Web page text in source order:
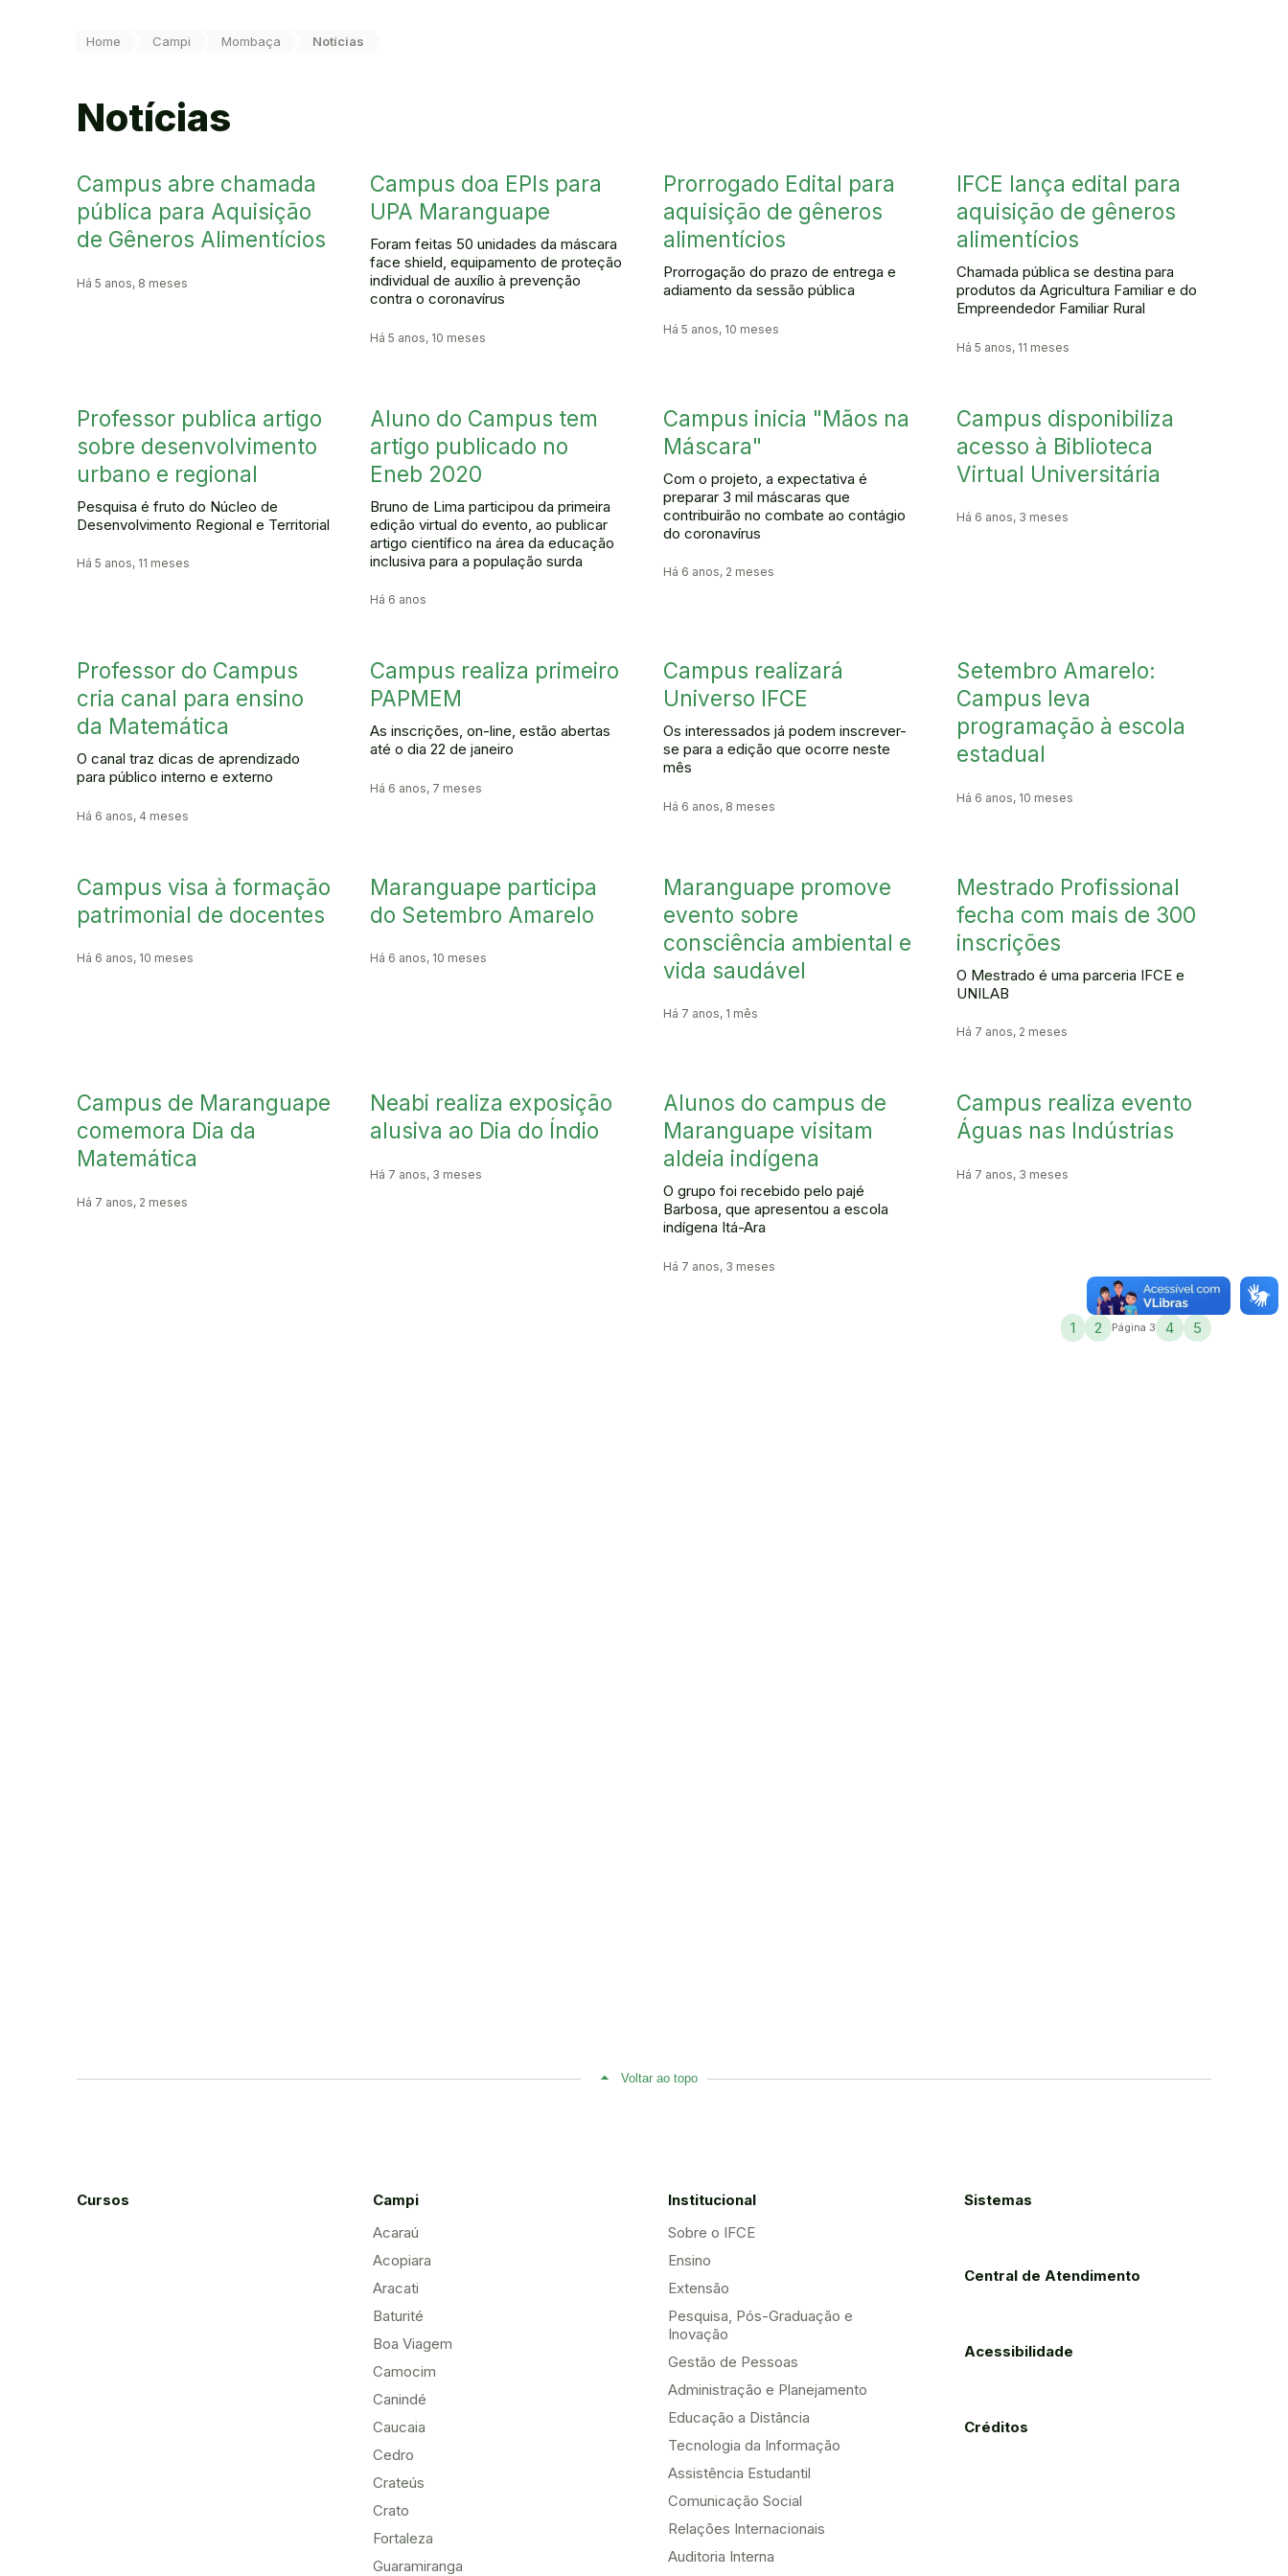
Você está aqui:
Home Campi Mombaça Notícias
Notícias
Campus abre chamada
pública para Aquisição
de Gêneros Alimentícios
Há 5 anos, 8 meses
Campus doa EPIs para
UPA Maranguape
Foram feitas 50 unidades da máscara
face shield, equipamento de proteção
individual de auxílio à prevenção
contra o coronavírus
Há 5 anos, 10 meses
Prorrogado Edital para
aquisição de gêneros
alimentícios
Prorrogação do prazo de entrega e
adiamento da sessão pública
Há 5 anos, 10 meses
IFCE lança edital para
aquisição de gêneros
alimentícios
Chamada pública se destina para
produtos da Agricultura Familiar e do
Empreendedor Familiar Rural
Há 5 anos, 11 meses
Professor publica artigo
sobre desenvolvimento
urbano e regional
Pesquisa é fruto do Núcleo de
Desenvolvimento Regional e Territorial
Há 5 anos, 11 meses
Aluno do Campus tem
artigo publicado no
Eneb 2020
Bruno de Lima participou da primeira
edição virtual do evento, ao publicar
artigo científico na área da educação
inclusiva para a população surda
Há 6 anos
Campus inicia "Mãos na
Máscara"
Com o projeto, a expectativa é
preparar 3 mil máscaras que
contribuirão no combate ao contágio
do coronavírus
Há 6 anos, 2 meses
Campus disponibiliza
acesso à Biblioteca
Virtual Universitária
Há 6 anos, 3 meses
Professor do Campus
cria canal para ensino
da Matemática
O canal traz dicas de aprendizado
para público interno e externo
Há 6 anos, 4 meses
Campus realiza primeiro
PAPMEM
As inscrições, on-line, estão abertas
até o dia 22 de janeiro
Há 6 anos, 7 meses
Campus realizará
Universo IFCE
Os interessados já podem inscrever-
se para a edição que ocorre neste
mês
Há 6 anos, 8 meses
Setembro Amarelo:
Campus leva
programação à escola
estadual
Há 6 anos, 10 meses
Campus visa à formação
patrimonial de docentes
Há 6 anos, 10 meses
Maranguape participa
do Setembro Amarelo
Há 6 anos, 10 meses
Maranguape promove
evento sobre
consciência ambiental e
vida saudável
Há 7 anos, 1 mês
Mestrado Profissional
fecha com mais de 300
inscrições
O Mestrado é uma parceria IFCE e
UNILAB
Há 7 anos, 2 meses
Campus de Maranguape
comemora Dia da
Matemática
Há 7 anos, 2 meses
Neabi realiza exposição
alusiva ao Dia do Índio
Há 7 anos, 3 meses
Alunos do campus de
Maranguape visitam
aldeia indígena
O grupo foi recebido pelo pajé
Barbosa, que apresentou a escola
indígena Itá-Ara
Há 7 anos, 3 meses
Campus realiza evento
Águas nas Indústrias
Há 7 anos, 3 meses
1 2 Página 3 4 5
Voltar ao topo
Cursos
Campi
Acaraú
Acopiara
Aracati
Baturité
Boa Viagem
Camocim
Canindé
Caucaia
Cedro
Crateús
Crato
Fortaleza
Guaramiranga
Institucional
Sobre o IFCE
Ensino
Extensão
Pesquisa, Pós-Graduação e
Inovação
Gestão de Pessoas
Administração e Planejamento
Educação a Distância
Tecnologia da Informação
Assistência Estudantil
Comunicação Social
Relações Internacionais
Auditoria Interna
Sistemas
Central de Atendimento
Acessibilidade
Créditos